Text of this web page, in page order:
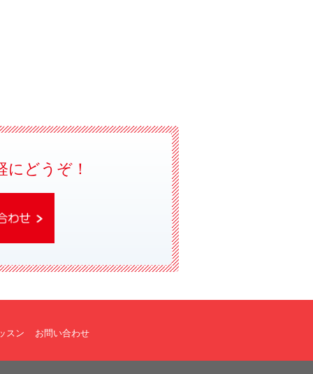
どうぞ！
スン お問い合わせ